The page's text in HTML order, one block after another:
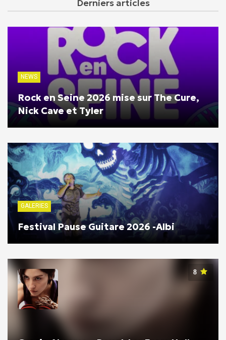
Derniers articles
NEWS
Rock en Seine 2026 mise sur The Cure,
Nick Cave et Tyler
GALERIES
Festival Pause Guitare 2026 -Albi
8